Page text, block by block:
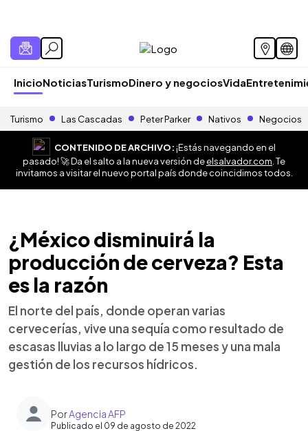
InicioNoticiasTurismoDinero y negociosVida
Turismo Las Cascadas Peter Parker Nativos Negocios
CONTENIDO DE ARCHIVO:¡Estás navegando en el
pasado! 🚀 Da el salto a la nueva versión deelsalvador.com . Te
invitamos a visitar el nuevo portal país donde coincidimos todos.
¿México disminuirá la
producción de cerveza? Esta
es la razón
El norte del país, donde operan varias
cervecerías, vive una sequía como resultado de
escasas lluvias a lo largo de 15 meses y una mala
gestión de los recursos hídricos.
PorAgencia AFP
Publicado el 09 de agosto de 2022